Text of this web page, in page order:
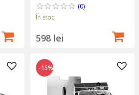
(0)
În stoc
598 lei
-15%